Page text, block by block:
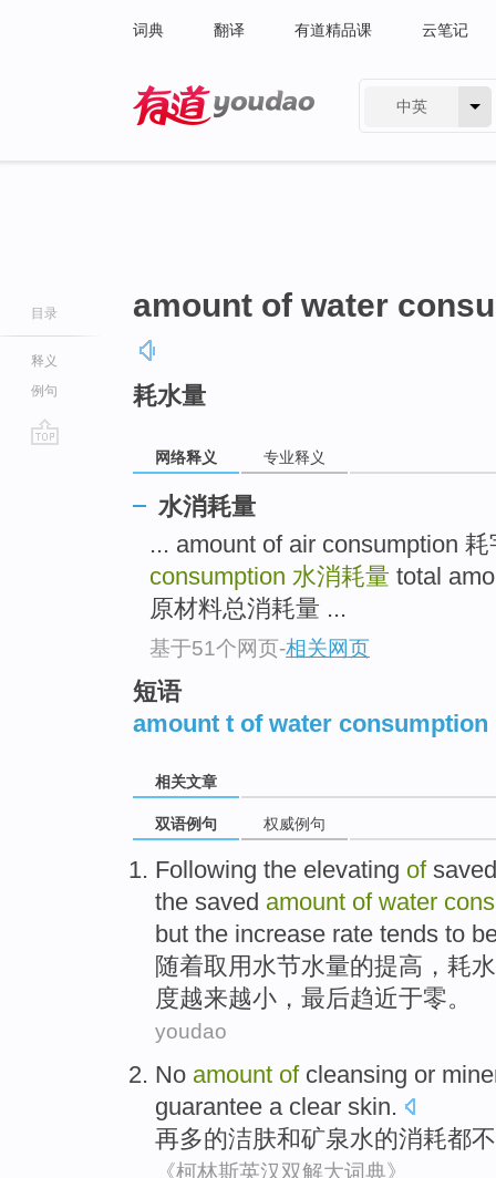
词典 翻译 有道精品课 云笔记
中英
目录
释义
例句
amount of water
耗水量
网络释义 专业释义
水消耗量
... amount of air consumption
consumption 水消耗量 total
原材料总消耗量 ...
基于51个网页-相关网页
短语
amount t of water consumption
相关文章
双语例句 权威例句
Following the elevating of
the saved amount of water
but the increase rate tends to
随着取 用水节水量的提高 ，耗水
度越来越小，最后趋近于零。
youdao
No amount of cleansing or
guarantee a clear skin.
再多的洁肤和矿泉水的消耗都
《柯林斯英汉双解大词典》